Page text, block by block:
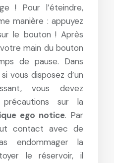
! Pour l’éteindre,
manière : appuyez
le bouton ! Après
main du bouton
de pause. Dans
vous disposez d’un
vous devez
sur la
ego notice. Par
contact avec de
endommager la
le réservoir, il